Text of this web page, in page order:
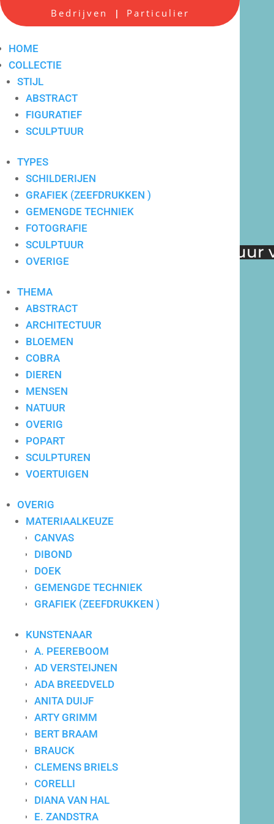
Bedrijven | Particulier
HOME
COLLECTIE
STIJL
ABSTRACT
FIGURATIEF
SCULPTUUR
TYPES
SCHILDERIJEN
GRAFIEK (ZEEFDRUKKEN )
GEMENGDE TECHNIEK
FOTOGRAFIE
SCULPTUUR
OVERIGE
THEMA
ABSTRACT
ARCHITECTUUR
BLOEMEN
COBRA
DIEREN
MENSEN
NATUUR
OVERIG
POPART
SCULPTUREN
VOERTUIGEN
OVERIG
MATERIAALKEUZE
CANVAS
DIBOND
DOEK
GEMENGDE TECHNIEK
GRAFIEK (ZEEFDRUKKEN )
KUNSTENAAR
A. PEEREBOOM
AD VERSTEIJNEN
ADA BREEDVELD
ANITA DUIJF
ARTY GRIMM
BERT BRAAM
BRAUCK
CLEMENS BRIELS
CORELLI
DIANA VAN HAL
E. ZANDSTRA
Scherpe all-in prijzen
Hoge service op locatie
Maatwerk advies
Persoonlijk contact
ÉÉN AANSPREEKPUNT
Verkoop en